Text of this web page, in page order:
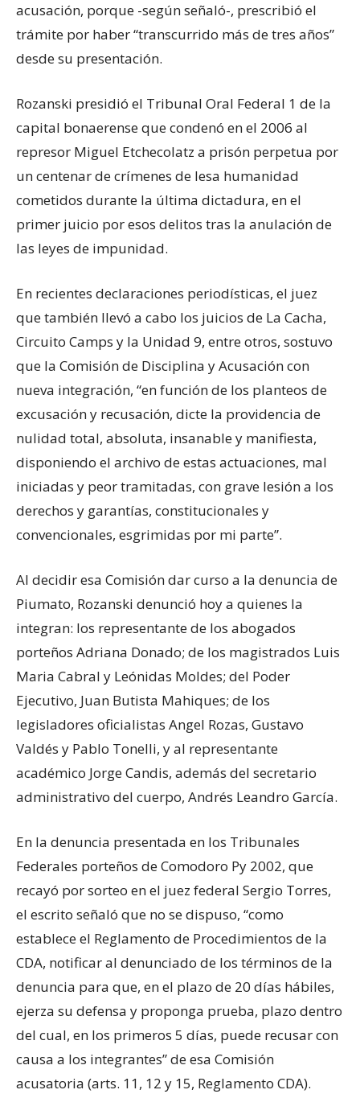
acusación, porque -según señaló-, prescribió el
trámite por haber “transcurrido más de tres años”
desde su presentación.
Rozanski presidió el Tribunal Oral Federal 1 de la
capital bonaerense que condenó en el 2006 al
represor Miguel Etchecolatz a prisón perpetua por
un centenar de crímenes de lesa humanidad
cometidos durante la última dictadura, en el
primer juicio por esos delitos tras la anulación de
las leyes de impunidad.
En recientes declaraciones periodísticas, el juez
que también llevó a cabo los juicios de La Cacha,
Circuito Camps y la Unidad 9, entre otros, sostuvo
que la Comisión de Disciplina y Acusación con
nueva integración, “en función de los planteos de
excusación y recusación, dicte la providencia de
nulidad total, absoluta, insanable y manifiesta,
disponiendo el archivo de estas actuaciones, mal
iniciadas y peor tramitadas, con grave lesión a los
derechos y garantías, constitucionales y
convencionales, esgrimidas por mi parte”.
Al decidir esa Comisión dar curso a la denuncia de
Piumato, Rozanski denunció hoy a quienes la
integran: los representante de los abogados
porteños Adriana Donado; de los magistrados Luis
Maria Cabral y Leónidas Moldes; del Poder
Ejecutivo, Juan Butista Mahiques; de los
legisladores oficialistas Angel Rozas, Gustavo
Valdés y Pablo Tonelli, y al representante
académico Jorge Candis, además del secretario
administrativo del cuerpo, Andrés Leandro García.
En la denuncia presentada en los Tribunales
Federales porteños de Comodoro Py 2002, que
recayó por sorteo en el juez federal Sergio Torres,
el escrito señaló que no se dispuso, “como
establece el Reglamento de Procedimientos de la
CDA, notificar al denunciado de los términos de la
denuncia para que, en el plazo de 20 días hábiles,
ejerza su defensa y proponga prueba, plazo dentro
del cual, en los primeros 5 días, puede recusar con
causa a los integrantes” de esa Comisión
acusatoria (arts. 11, 12 y 15, Reglamento CDA).